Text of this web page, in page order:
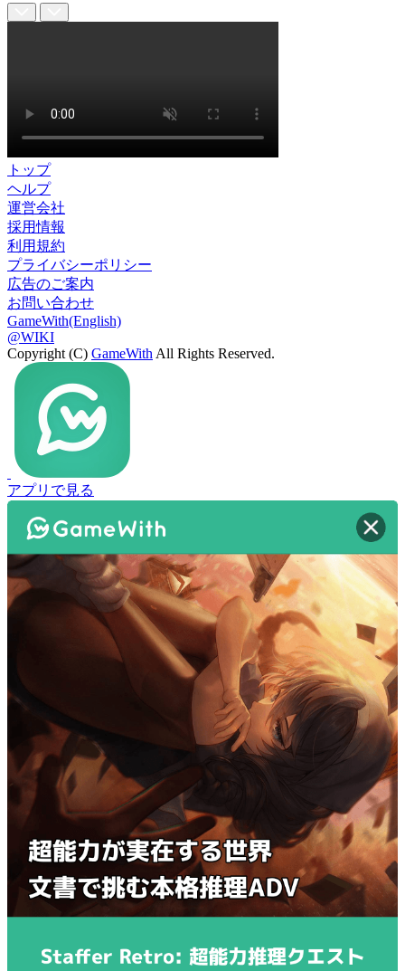
トップ
ヘルプ
運営会社
採用情報
利用規約
プライバシーポリシー
広告のご案内
お問い合わせ
GameWith(English)
@WIKI
Copyright (C) GameWith All Rights Reserved.
アプリで見る